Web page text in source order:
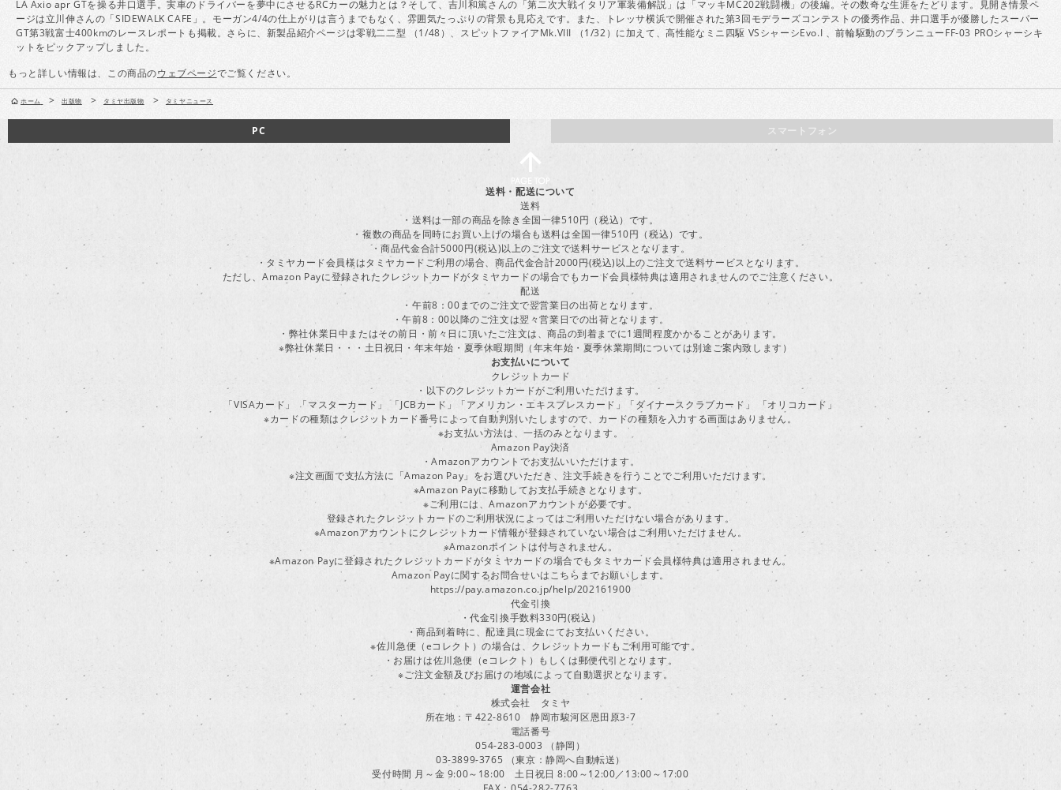
LA Axio apr GTを操る井口選手。実車のドライバーを夢中にさせるRCカーの魅力とは？そして、吉川和篤さんの「第二次大戦イタリア軍装備解説」は「マッキMC202戦闘機」の後編。その数奇な生涯をたどります。見開き情景ペ
ージは立川伸さんの「SIDEWALK CAFE」。モーガン4/4の仕上がりは言うまでもなく、雰囲気たっぷりの背景も見応えです。また、トレッサ横浜で開催された第3回モデラーズコンテストの優秀作品、井口選手が優勝したスーパー
GT第3戦富士400kmのレースレポートも掲載。さらに、新製品紹介ページは零戦二二型 （1/48）、スピットファイアMk.VIII （1/32）に加えて、高性能なミニ四駆 VSシャーシEvo.I 、前輪駆動のブランニューFF-03 PROシャーシキ
ットをピックアップしました。
もっと詳しい情報は、この商品のウェブページでご覧ください。
ホーム > 出版物 > タミヤ出版物 > タミヤニュース
スマートフォン
PC
送料・配送について
送料
・送料は一部の商品を除き全国一律510円（税込）です。
・複数の商品を同時にお買い上げの場合も送料は全国一律510円（税込）です。
・商品代金合計5000円(税込)以上のご注文で送料サービスとなります。
・タミヤカード会員様はタミヤカードご利用の場合、商品代金合計2000円(税込)以上のご注文で送料サービスとなります。
ただし、Amazon Payに登録されたクレジットカードがタミヤカードの場合でもカード会員様特典は適用されませんのでご注意ください。
配送
・午前8：00までのご注文で翌営業日の出荷となります。
・午前8：00以降のご注文は翌々営業日での出荷となります。
・弊社休業日中またはその前日・前々日に頂いたご注文は、商品の到着までに1週間程度かかることがあります。
※弊社休業日・・・土日祝日・年末年始・夏季休暇期間（年末年始・夏季休業期間については別途ご案内致します）
お支払いについて
クレジットカード
・以下のクレジットカードがご利用いただけます。
「VISAカード」 「マスターカード」 「JCBカード」「アメリカン・エキスプレスカード」「ダイナースクラブカード」 「オリコカード」
※カードの種類はクレジットカード番号によって自動判別いたしますので、カードの種類を入力する画面はありません。
※お支払い方法は、一括のみとなります。
Amazon Pay決済
・Amazonアカウントでお支払いいただけます。
※注文画面で支払方法に「Amazon Pay」をお選びいただき、注文手続きを行うことでご利用いただけます。
※Amazon Payに移動してお支払手続きとなります。
※ご利用には、Amazonアカウントが必要です。
登録されたクレジットカードのご利用状況によってはご利用いただけない場合があります。
※Amazonアカウントにクレジットカード情報が登録されていない場合はご利用いただけません。
※Amazonポイントは付与されません。
※Amazon Payに登録されたクレジットカードがタミヤカードの場合でもタミヤカード会員様特典は適用されません。
Amazon Payに関するお問合せいはこちらまでお願いします。
https://pay.amazon.co.jp/help/202161900
代金引換
・代金引換手数料330円(税込）
・商品到着時に、配達員に現金にてお支払いください。
※佐川急便（eコレクト）の場合は、クレジットカードもご利用可能です。
・お届けは佐川急便（eコレクト）もしくは郵便代引となります。
※ご注文金額及びお届けの地域によって自動選択となります。
運営会社
株式会社 タミヤ
所在地：〒422-8610 静岡市駿河区恩田原3-7
電話番号
054-283-0003 （静岡）
03-3899-3765 （東京：静岡へ自動転送）
受付時間 月～金 9:00～18:00 土日祝日 8:00～12:00／13:00～17:00